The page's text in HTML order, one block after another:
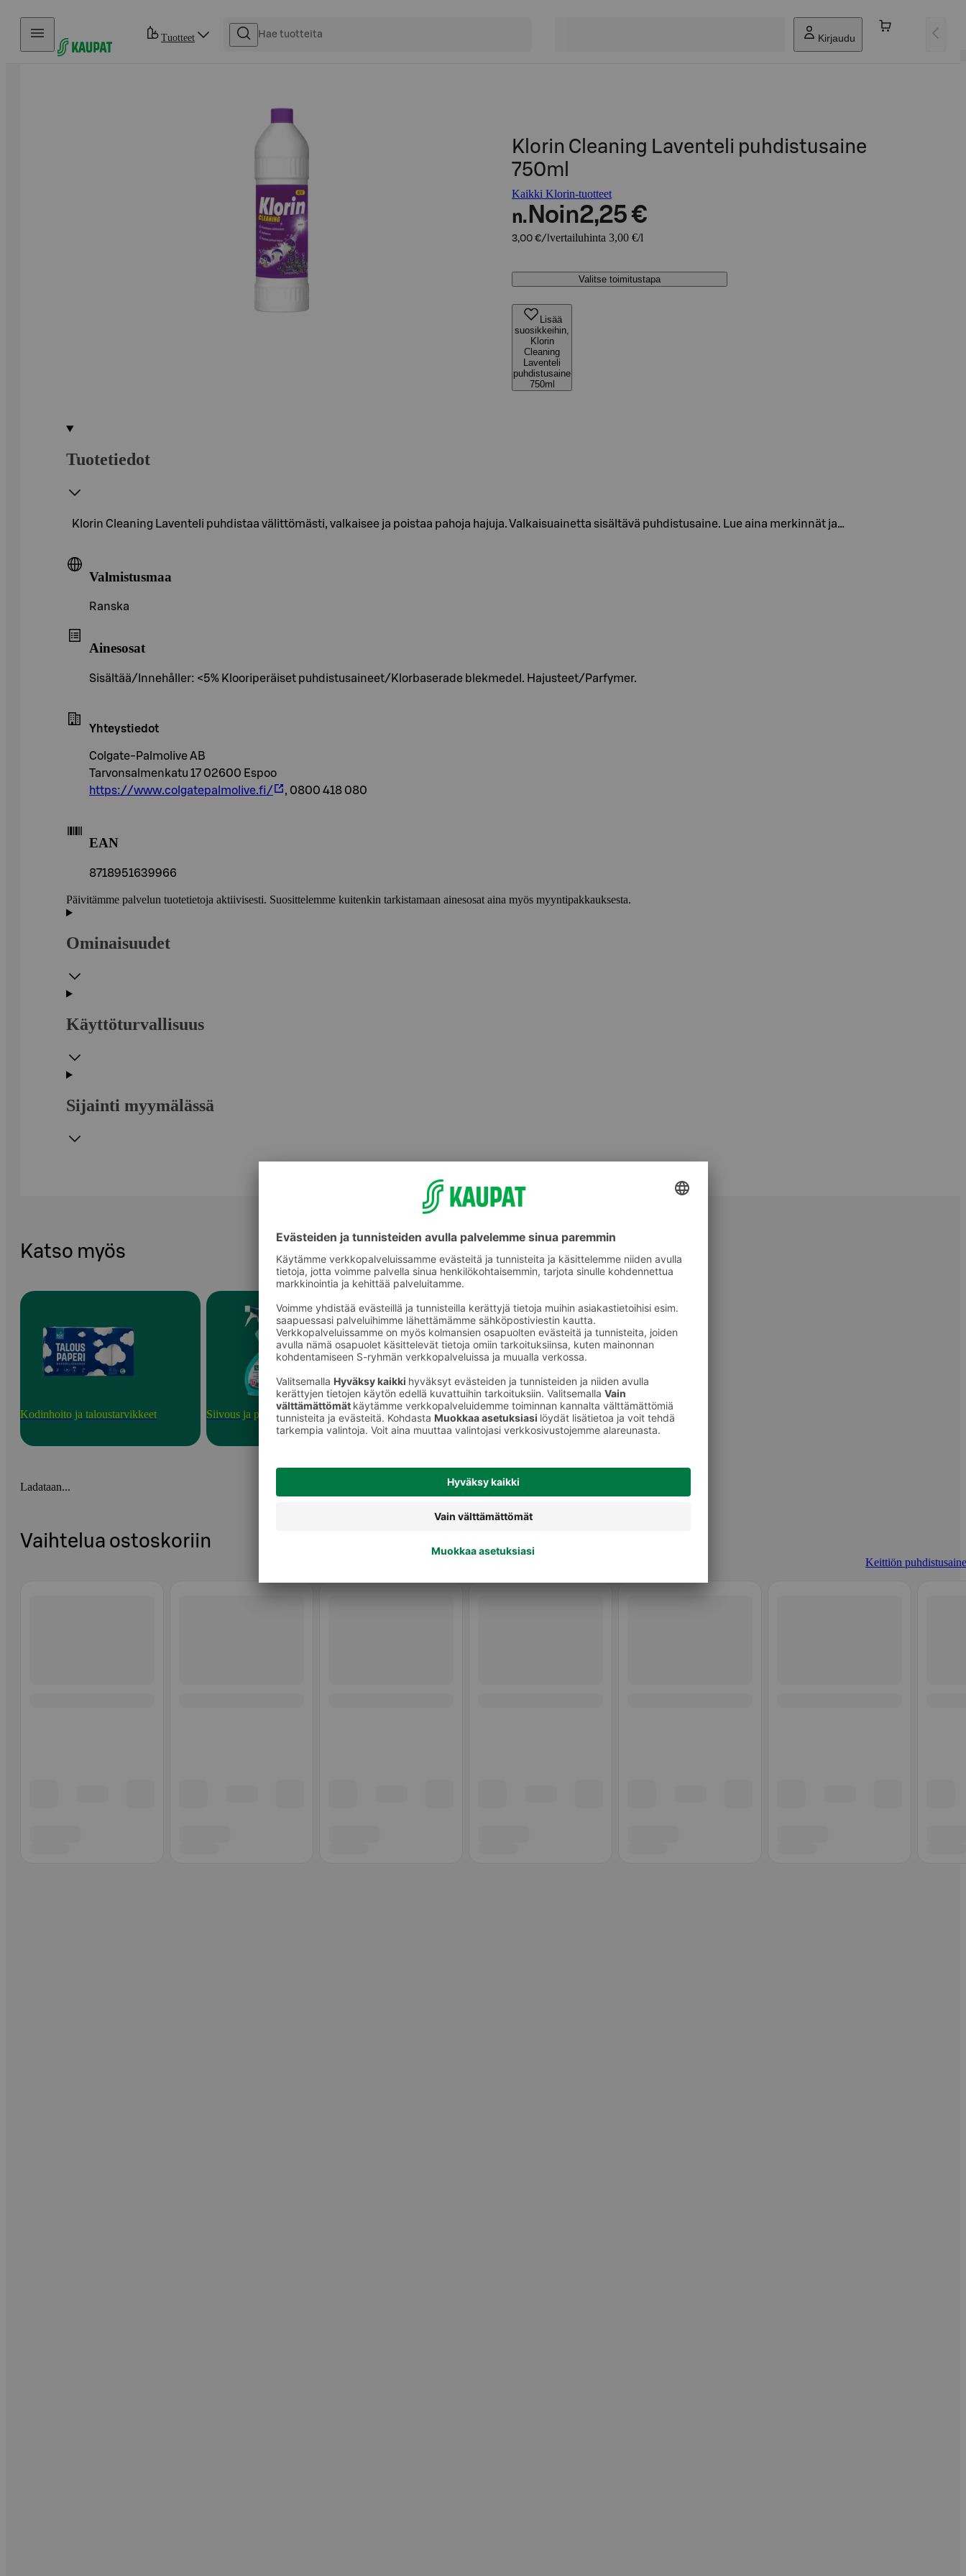
Hyppää sisältöön
Tuotteet Kirjaudu
Klorin Cleaning Laventeli puhdistusaine
750ml
Kaikki Klorin-tuotteet
n. Noin2,25 €
3,00 €/l vertailuhinta 3,00 €/l
Valitse toimitustapa
Lisää
suosikkeihin,
Klorin
Cleaning
Laventeli
puhdistusaine
750ml
Tuotetiedot
Klorin Cleaning Laventeli puhdistaa välittömästi, valkaisee ja poistaa pahoja hajuja. Valkaisuainetta sisältävä puhdistusaine. Lue aina merkinnät ja…
Valmistusmaa
Ranska
Ainesosat
Sisältää/Innehåller: <5% Klooriperäiset puhdistusaineet/Klorbaserade blekmedel. Hajusteet/Parfymer.
Yhteystiedot
Colgate-Palmolive AB
Tarvonsalmenkatu 17 02600 Espoo
https://www.colgatepalmolive.fi/
, 0800 418 080
EAN
8718951639966
Päivitämme palvelun tuotetietoja aktiivisesti. Suosittelemme kuitenkin tarkistamaan ainesosat aina myös myyntipakkauksesta.
Ominaisuudet
Käyttöturvallisuus
Sijainti myymälässä
Katso myös
Kodinhoito ja taloustarvikkeet Siivous ja puhdistusaineet Keittiön puhdistusaineet
Ladataan...
Vaihtelua ostoskoriin
Keittiön